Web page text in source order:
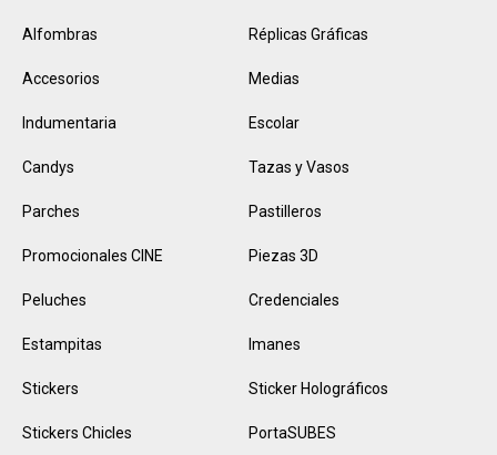
Alfombras Réplicas Gráficas
Accesorios Medias
Indumentaria Escolar
Candys Tazas y Vasos
Parches Pastilleros
Promocionales CINE Piezas 3D
Peluches Credenciales
Estampitas Imanes
Stickers Sticker Holográficos
Stickers Chicles PortaSUBES